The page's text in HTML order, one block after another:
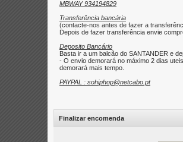
MBWAY 934194829
Transferência bancária
(contacte-nos antes de fazer a
Depois de fazer transferência envie
Deposito Bancário
Basta ir a um balcão do SANTANDER e
- O envio demorará no máximo 2 dias
demorará mais tempo.
PAYPAL : sohiphop@netcabo.pt
Finalizar encomenda